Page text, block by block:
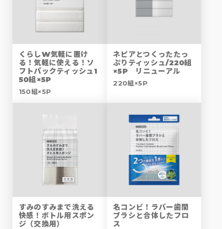
くらしW気軽に置け
る！気軽に使える！ソ
フトパックティッシュ1
50組×5P
150組×5P
ネピアとつくったたっ
ぷりティッシュ/220組
×5P リニューアル
220組×5P
すみのすみまで洗える
快感！ボトル用スポン
ジ（交換用）
名コンビ！ラバー歯間
ブラシと合体したフロ
ス